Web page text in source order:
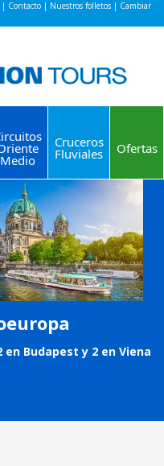
| Contacto | Nuestros folletos | Cambiar
Medio
Cruceros
Fluviales Ofertas
en Budapest y 2 en Viena